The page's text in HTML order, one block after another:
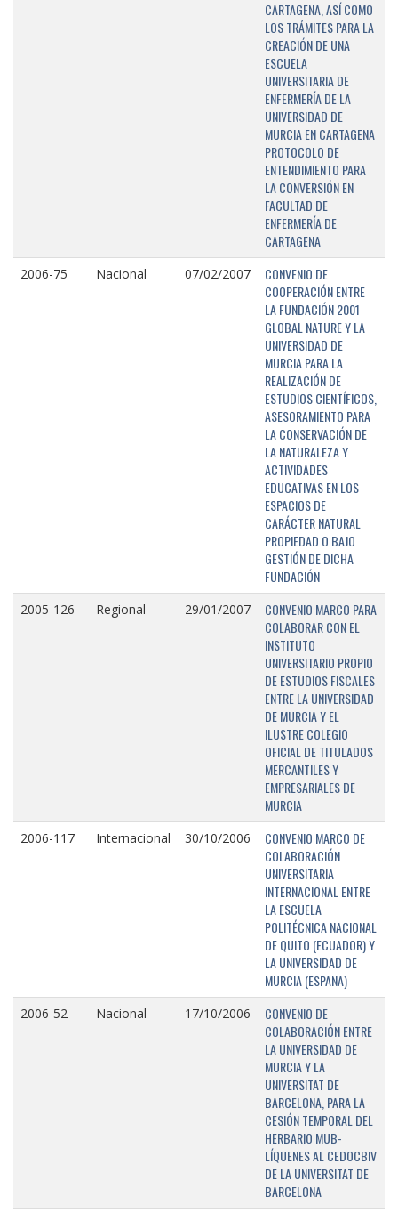
CARTAGENA, ASÍ COMO
LOS TRÁMITES PARA LA
CREACIÓN DE UNA
ESCUELA
UNIVERSITARIA DE
ENFERMERÍA DE LA
UNIVERSIDAD DE
MURCIA EN CARTAGENA
PROTOCOLO DE
ENTENDIMIENTO PARA
LA CONVERSIÓN EN
FACULTAD DE
ENFERMERÍA DE
CARTAGENA
2006-75 Nacional 07/02/2007
CONVENIO DE
COOPERACIÓN ENTRE
LA FUNDACIÓN 2001
GLOBAL NATURE Y LA
UNIVERSIDAD DE
MURCIA PARA LA
REALIZACIÓN DE
ESTUDIOS CIENTÍFICOS,
ASESORAMIENTO PARA
LA CONSERVACIÓN DE
LA NATURALEZA Y
ACTIVIDADES
EDUCATIVAS EN LOS
ESPACIOS DE
CARÁCTER NATURAL
PROPIEDAD O BAJO
GESTIÓN DE DICHA
FUNDACIÓN
2005-126 Regional 29/01/2007
CONVENIO MARCO PARA
COLABORAR CON EL
INSTITUTO
UNIVERSITARIO PROPIO
DE ESTUDIOS FISCALES
ENTRE LA UNIVERSIDAD
DE MURCIA Y EL
ILUSTRE COLEGIO
OFICIAL DE TITULADOS
MERCANTILES Y
EMPRESARIALES DE
MURCIA
2006-117 Internacional 30/10/2006
CONVENIO MARCO DE
COLABORACIÓN
UNIVERSITARIA
INTERNACIONAL ENTRE
LA ESCUELA
POLITÉCNICA NACIONAL
DE QUITO (ECUADOR) Y
LA UNIVERSIDAD DE
MURCIA (ESPAÑA)
2006-52 Nacional 17/10/2006
CONVENIO DE
COLABORACIÓN ENTRE
LA UNIVERSIDAD DE
MURCIA Y LA
UNIVERSITAT DE
BARCELONA, PARA LA
CESIÓN TEMPORAL DEL
HERBARIO MUB-
LÍQUENES AL CEDOCBIV
DE LA UNIVERSITAT DE
BARCELONA